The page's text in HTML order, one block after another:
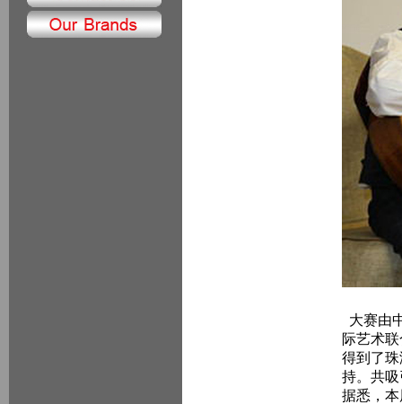
大赛由
际艺术
得到了
持。共
据悉，